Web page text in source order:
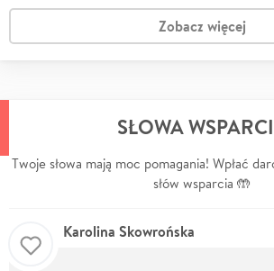
Zobacz więcej
SŁOWA
Twoje słowa mają moc pomagania! Wpłać
słów wsparcia 🤲
Karolina Skowrońska